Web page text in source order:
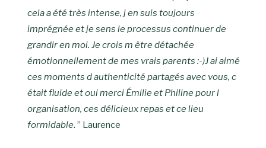
cela a été très intense, j en suis toujours
imprégnée et je sens le processus continuer de
grandir en moi. Je crois m être détachée
émotionnellement de mes vrais parents :-)J ai aimé
ces moments d authenticité partagés avec vous, c
était fluide et oui merci Émilie et Philine pour l
organisation, ces délicieux repas et ce lieu
formidable. ” Laurence